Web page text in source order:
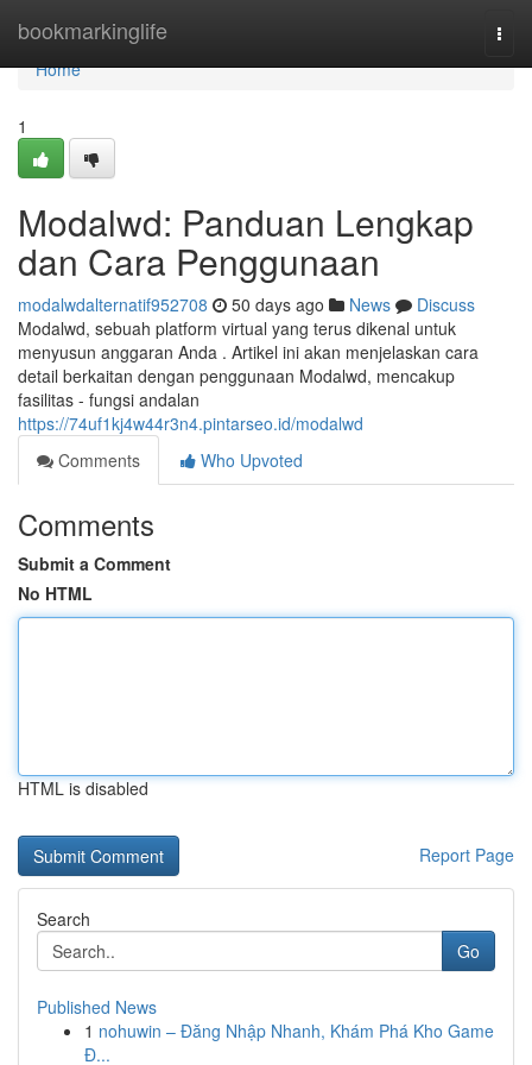
bookmarkinglife
Home
Home
1
Modalwd: Panduan Lengkap
dan Cara Penggunaan
modalwdalternatif952708 50 days ago News
Discuss
Modalwd, sebuah platform virtual yang terus dikenal untuk
menyusun anggaran Anda . Artikel ini akan menjelaskan cara
detail berkaitan dengan penggunaan Modalwd, mencakup
fasilitas - fungsi andalan
https://74uf1kj4w44r3n4.pintarseo.id/modalwd
Comments
Who Upvoted
Comments
Submit a Comment
No HTML
HTML is disabled
Report Page
Search
Go
Published News
1 nohuwin – Đăng Nhập Nhanh, Khám Phá Kho Game
Đ...